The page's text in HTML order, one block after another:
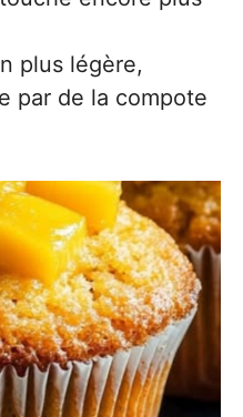
plus légère,
par de la compote